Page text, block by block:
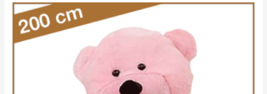
Oorspronkelijke
prijs
was:
€145.00.
is:
€116.00.